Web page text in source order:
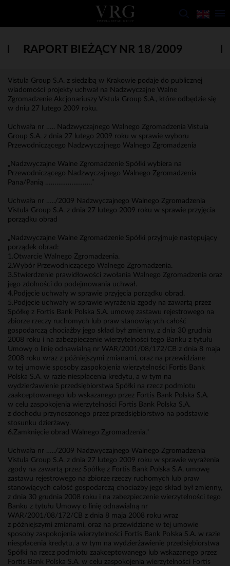
RAPORT BIEŻĄCY NR 18/2009
Vistula Group S.A. z siedzibą w Krakowie podaje do publicznej
wiadomości projekty uchwał na Nadzwyczajne Walne
Zgromadzenie Akcjonariuszy Vistula Group S.A., które odbędzie się
w dniu 27 lutego 2009 roku.
Uchwała nr ….. Nadzwyczajnego Walnego Zgromadzenia Vistula
Group S.A. z dnia 27 lutego 2009 roku w sprawie wyboru
Przewodniczącego Nadzwyczajnego Walnego Zgromadzenia
„Nadzwyczajne Walne Zgromadzenie Spółki wybiera na
Przewodniczącego Nadzwyczajnego Walnego Zgromadzenia
Pana/Panią …………………….”
Uchwała nr …../2009 Nadzwyczajnego Walnego Zgromadzenia
Vistula Group S.A. z dnia 27 lutego 2009 roku w sprawie przyjęcia
porządku obrad
„Nadzwyczajne Walne Zgromadzenie Spółki przyjmuje następujący
porządek obrad:
1.Otwarcie Walnego Zgromadzenia.
2.Wybór Przewodniczącego Walnego Zgromadzenia.
3.Stwierdzenie prawidłowości zwołania Walnego Zgromadzenia oraz
jego zdolności do podejmowania uchwał.
4.Podjęcie uchwały w sprawie przyjęcia porządku obrad.
5.Podjęcie uchwały w sprawie wyrażenia zgody na zawartą przez
Spółkę z Fortis Bank Polska S.A. umowę zastawu rejestrowego na
zbiorze rzeczy ruchomych lub praw stanowiących całość
gospodarczą chociażby jego skład był zmienny, z dnia 30 grudnia
2008 roku i na zabezpieczenie wierzytelności tego Banku z tytułu
Umowy o linię odnawialną nr WAR/2001/08/172/CB z dnia 8 maja
2008 roku wraz z późniejszymi zmianami, oraz na przewidziane
w tej umowie sposoby zaspokojenia wierzytelności Fortis Bank
Polska S.A. w razie niespłacenia kredytu, a w tym na
wydzierżawienie przedsiębiorstwa Spółki na rzecz podmiotu
zaakceptowanego lub wskazanego przez Fortis Bank Polska S.A.
w celu zaspokojenia wierzytelności Fortis Bank Polska S.A.
z dochodu przynoszonego przez przedsiębiorstwo na podstawie
stosunku dzierżawy.
6.Zamknięcie obrad Walnego Zgromadzenia."
Uchwała nr …../2009 Nadzwyczajnego Walnego Zgromadzenia
Vistula Group S.A. z dnia 27 lutego 2009 roku w sprawie wyrażenia
zgody na zawartą przez Spółkę z Fortis Bank Polska S.A. umowę
zastawu rejestrowego na zbiorze rzeczy ruchomych lub praw
stanowiących całość gospodarczą chociażby jego skład był zmienny,
z dnia 30 grudnia 2008 roku i na zabezpieczenie wierzytelności tego
Banku z tytułu Umowy o linię odnawialną nr
WAR/2001/08/172/CB z dnia 8 maja 2008 roku wraz
z późniejszymi zmianami, oraz na przewidziane w tej umowie
sposoby zaspokojenia wierzytelności Fortis Bank Polska S.A. w razie
niespłacenia kredytu, a w tym na wydzierżawienie przedsiębiorstwa
Spółki na rzecz podmiotu zaakceptowanego lub wskazanego przez
Fortis Bank Polska S.A. w celu zaspokojenia wierzytelności Fortis